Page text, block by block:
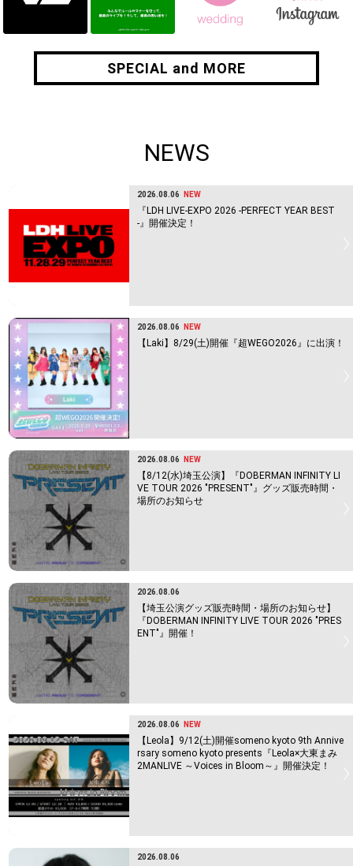
SPECIAL and MORE
SPECIAL and MORE
NEWS
2026.08.06 NEW
『LDH LIVE-EXPO 2026 -PERFECT YEAR BEST
-』開催決定！
2026.08.06 NEW
【Laki】8/29(土)開催『超WEGO2026』に出演！
2026.08.06 NEW
【8/12(水)埼玉公演】『DOBERMAN INFINITY LI
VE TOUR 2026 "PRESENT"』グッズ販売時間・
場所のお知らせ
2026.08.06
【埼玉公演グッズ販売時間・場所のお知らせ】
『DOBERMAN INFINITY LIVE TOUR 2026 "PRES
ENT"』開催！
2026.08.06 NEW
【Leola】9/12(土)開催someno kyoto 9th Annive
rsary someno kyoto presents『Leola×大東まみ
2MANLIVE ～Voices in Bloom～』開催決定！
2026.08.06